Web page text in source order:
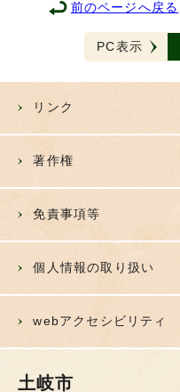
前のページへ戻る
PC表示
リンク
著作権
免責事項等
個人情報の取り扱い
webアクセシビリティ
土岐市